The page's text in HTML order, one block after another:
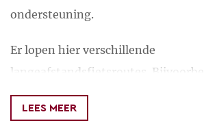
ondersteuning.
Er lopen hier verschillende
langeafstandsfietsroutes.
EURO VELO 6 en La Loire à vélo.
afstandsfietsers is Estefana dan
LEES MEER